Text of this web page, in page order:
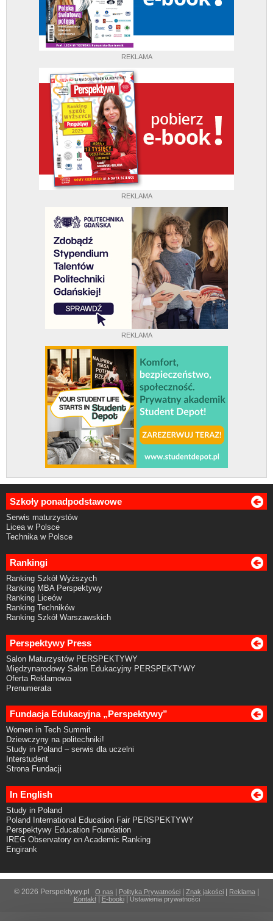
REKLAMA
REKLAMA
REKLAMA
Szkoły ponadpodstawowe
Serwis maturzystów
Licea w Polsce
Technika w Polsce
Rankingi
Ranking Szkół Wyższych
Ranking MBA Perspektywy
Ranking Liceów
Ranking Techników
Ranking Szkół Warszawskich
Perspektywy Press
Salon Maturzystów PERSPEKTYWY
Międzynarodowy Salon Edukacyjny PERSPEKTYWY
Oferta Reklamowa
Prenumerata
Fundacja Edukacyjna „Perspektywy”
Women in Tech Summit
Dziewczyny na politechniki!
Study in Poland – serwis dla uczelni
Interstudent
Strona Fundacji
In English
Study in Poland
Poland International Education Fair PERSPEKTYWY
Perspektywy Education Foundation
IREG Observatory on Academic Ranking
Engirank
© 2026 Perspektywy.pl O nas Polityka Prywatności Znak jakości Reklama
Kontakt| E-booki| Ustawienia prywatności